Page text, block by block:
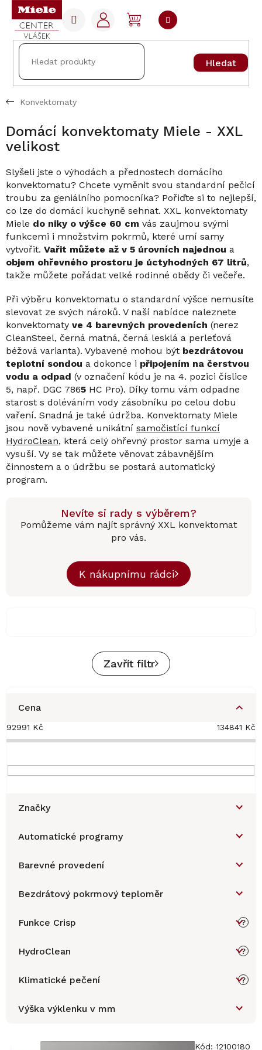
Přejít
obsah
Hledat
NÁKUPNÍ
KOŠÍK
Konvektomaty
Domácí konvektomaty Miele - XXL
velikost
Slyšeli jste o výhodách a přednostech domácího
konvektomatu? Chcete vyměnit svou standardní pečicí
troubu za geniálního pomocníka? Pořiďte si to nejlepší,
co lze do domácí kuchyně sehnat. XXL konvektomaty
Miele do niky o výšce 60 cm vás zaujmou svými
funkcemi i množstvím pokrmů, které umí samy
vytvořit. Vařit můžete až v 5 úrovních najednou a
objem ohřevného prostoru je úctyhodných 67 litrů,
takže můžete pořádat velké rodinné obědy či večeře.
Při výběru konvektomatu o standardní výšce nemusíte
slevovat ze svých nároků. V naší nabídce naleznete
konvektomaty ve 4 barevných provedeních (nerez
CleanSteel, černá matná, černá lesklá a perleťová
béžová varianta). Vybavené mohou být bezdrátovou
teplotní sondou a dokonce i připojením na čerstvou
vodu a odpad (v označení kódu je na 4. pozici číslice
5, např. DGC 7865 HC Pro). Díky tomu vám odpadne
starost s doléváním vody zásobníku po celou dobu
vaření. Snadná je také údržba. Konvektomaty Miele
jsou nově vybavené unikátní samočistící funkcí
HydroClean, která celý ohřevný prostor sama umyje a
vysuší. Vy se tak můžete věnovat zábavnějším
činnostem a o údržbu se postará automatický
program.
Nevíte si rady s výběrem?
Pomůžeme vám najít správný XXL konvektomat
pro vás.
K nákupnímu rádci
Zavřít filtr
Cena
92991 Kč 134841 Kč
Značky
Automatické programy
Barevné provedení
Bezdrátový pokrmový teploměr
Funkce Crisp ?
HydroClean ?
Klimatické pečení ?
Výška výklenku v mm
Kód: 12100180